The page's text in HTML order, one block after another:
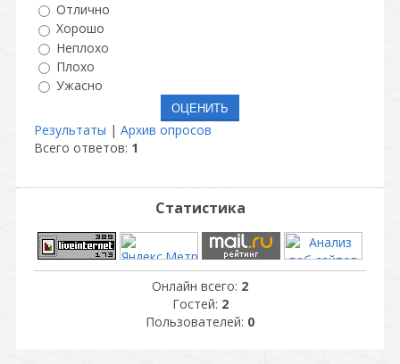
Отлично
Хорошо
Неплохо
Плохо
Ужасно
Результаты | Архив опросов
Всего ответов: 1
Статистика
Онлайн всего: 2
Гостей: 2
Пользователей: 0